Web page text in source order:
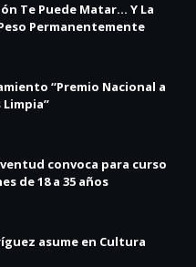
Te Puede Matar… Y La
Permanentemente
“Premio Nacional a
convoca para curso
de 18 a 35 años
asume en Cultura